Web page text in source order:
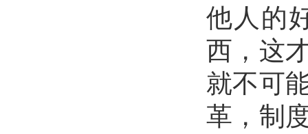
他人的
西，这
就不可
革，制